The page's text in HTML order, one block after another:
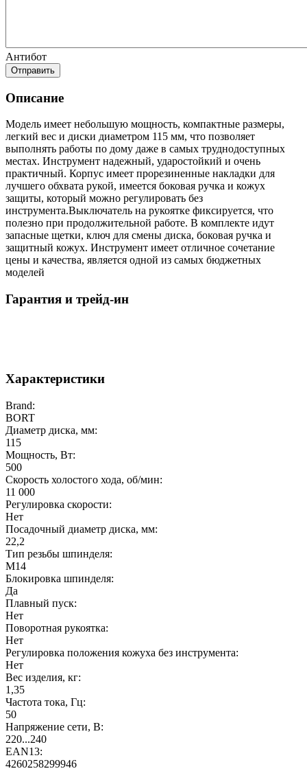
Антибот
Отправить
Описание
Модель имеет небольшую мощность, компактные размеры,
легкий вес и диски диаметром 115 мм, что позволяет
выполнять работы по дому даже в самых труднодоступных
местах. Инструмент надежный, ударостойкий и очень
практичный. Корпус имеет прорезиненные накладки для
лучшего обхвата рукой, имеется боковая ручка и кожух
защиты, который можно регулировать без
инструмента.Выключатель на рукоятке фиксируется, что
полезно при продолжительной работе. В комплекте идут
запасные щетки, ключ для смены диска, боковая ручка и
защитный кожух. Инструмент имеет отличное сочетание
цены и качества, является одной из самых бюджетных
моделей
Гарантия и трейд-ин
Характеристики
Brand:
BORT
Диаметр диска, мм:
115
Мощность, Вт:
500
Скорость холостого хода, об/мин:
11 000
Регулировка скорости:
Нет
Посадочный диаметр диска, мм:
22,2
Тип резьбы шпинделя:
M14
Блокировка шпинделя:
Да
Плавный пуск:
Нет
Поворотная рукоятка:
Нет
Регулировка положения кожуха без инструмента:
Нет
Вес изделия, кг:
1,35
Частота тока, Гц:
50
Напряжение сети, В:
220...240
EAN13:
4260258299946